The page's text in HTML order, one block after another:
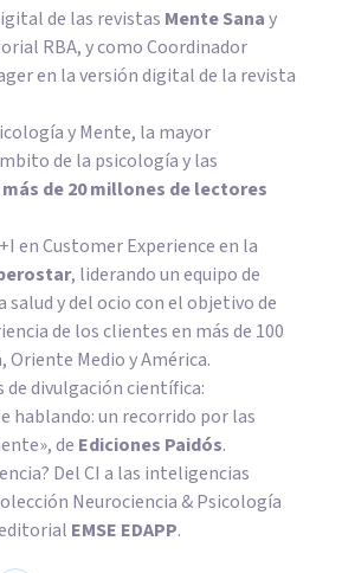
de las revistas Mente Sanay
RBA, y como Coordinador
en la versión digital de la revista
y Mente, la mayor
de la psicología y las
más de 20 millones de lectores
en Customer Experience en la
, liderando un equipo de
salud y del ocio con el objetivo de
de los clientes en más de 100
Oriente Medio y América.
de divulgación científica:
hablando: un recorrido por las
, de Ediciones Paidós.
Del CI a las inteligencias
Neurociencia & Psicología
EMSE EDAPP.